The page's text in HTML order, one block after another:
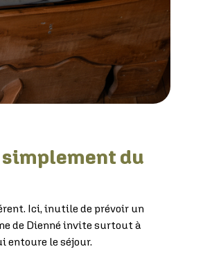
du
Ici, inutile de prévoir un
de Dienné invite surtout à
entoure le séjour.